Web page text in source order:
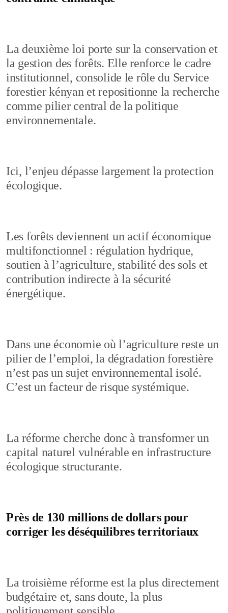
La deuxième loi porte sur la conservation et
la gestion des forêts. Elle renforce le cadre
institutionnel, consolide le rôle du Service
forestier kényan et repositionne la recherche
comme pilier central de la politique
environnementale.
Ici, l’enjeu dépasse largement la protection
écologique.
Les forêts deviennent un actif économique
multifonctionnel : régulation hydrique,
soutien à l’agriculture, stabilité des sols et
contribution indirecte à la sécurité
énergétique.
Dans une économie où l’agriculture reste un
pilier de l’emploi, la dégradation forestière
n’est pas un sujet environnemental isolé.
C’est un facteur de risque systémique.
La réforme cherche donc à transformer un
capital naturel vulnérable en infrastructure
écologique structurante.
Près de 130 millions de dollars pour
corriger les déséquilibres territoriaux
La troisième réforme est la plus directement
budgétaire et, sans doute, la plus